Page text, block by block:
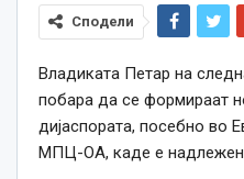
Сподели
Владиката Петар на
побара да се формираат
дијаспората, посебно во
МПЦ-ОА, каде е надлежен